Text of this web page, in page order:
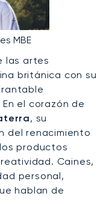
MBE
las artes
británica con su
el corazón de
, su
del renacimiento
productos
Caines,
personal,
hablan de